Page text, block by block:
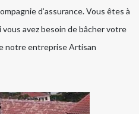
d’assurance. Vous êtes à
vous avez besoin de bâcher votre
notre entreprise Artisan